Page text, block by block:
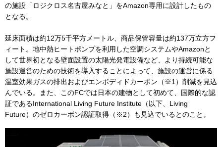
の施設「ロジクロス名古屋みなと」をAmazon専用に設計したもの
となる。
延床面積は約12万5千平方メートル、商品保管容量は約137万立方フ
ィート。地中熱ヒートポンプを利用した空調システムやAmazonと
して世界初となる壁面設置の太陽光発電設備など、より持続可能な
施設運営のための技術を導入することによって、施設の運営に係る
温室効果ガスの排出およびエンボディドカーボン（※1）削減を見込
んでいる。また、このFCでは日本の建物として初めて、国際的な認
証であるInternational Living Future Institute（以下、Living
Future）のゼロカーボン認証取得（※2）も見込でいるとのこと。